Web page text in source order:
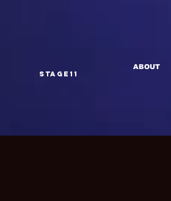
Stage11
ABOUT